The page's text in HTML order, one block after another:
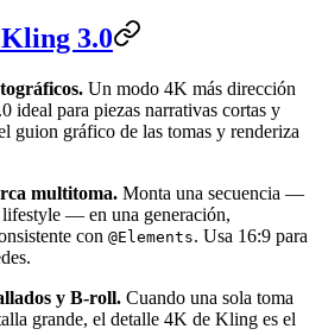
3.0
Un modo 4K más dirección
ideal para piezas narrativas cortas y
guion gráfico de las tomas y renderiza
multitoma. Monta una secuencia —
— en una generación,
con @Elements. Usa 16:9 para
y B-roll. Cuando una sola toma
grande, el detalle 4K de Kling es el